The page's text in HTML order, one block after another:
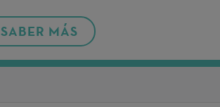
SABER MÁS